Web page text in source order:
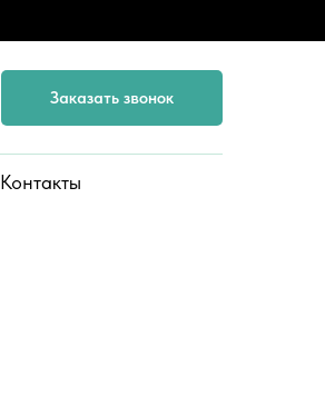
Заказать звонок
Контакты